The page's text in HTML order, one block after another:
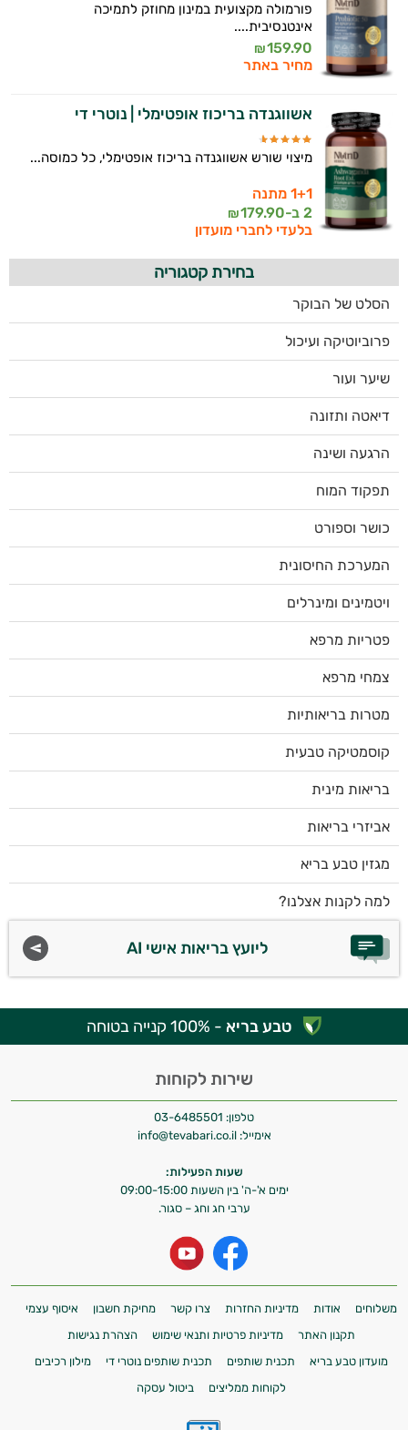
פורמולה מקצועית במינון מחוזק לתמיכה
אינטנסיבית....
159.90
₪
מחיר באתר
אשווגנדה בריכוז אופטימלי | נוטרי די
מיצוי שורש אשווגנדה בריכוז אופטימלי, כל כמוסה...
1+1 מתנה
2 ב-
179.90
₪
בלעדי לחברי מועדון
בחירת קטגוריה
הסלט של הבוקר
פרוביוטיקה ועיכול
שיער ועור
דיאטה ותזונה
הרגעה ושינה
תפקוד המוח
כושר וספורט
המערכת החיסונית
ויטמינים ומינרלים
פטריות מרפא
צמחי מרפא
מטרות בריאותיות
קוסמטיקה טבעית
בריאות מינית
אביזרי בריאות
מגזין טבע בריא
למה לקנות אצלנו?
ליועץ בריאות אישי AI
טבע בריא - 100% קנייה בטוחה
שירות לקוחות
טלפון: 03-6485501
אימייל: info@tevabari.co.il
שעות הפעילות:
ימים א'-ה' בין השעות 09:00-15:00
ערבי חג וחג – סגור.
משלוחים אודות מדיניות החזרות צרו קשר מחיקת חשבון
איסוף עצמי
תקנון האתר
מדיניות פרטיות ותנאי שימוש
הצהרת נגישות
מועדון טבע בריא
תכנית שותפים תכנית שותפים נוטרי די
מילון רכיבים
לקוחות ממליצים
ביטול עסקה